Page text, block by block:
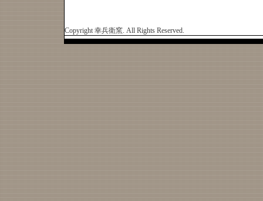
Copyright 幸兵衛窯. All Rights Reserved.